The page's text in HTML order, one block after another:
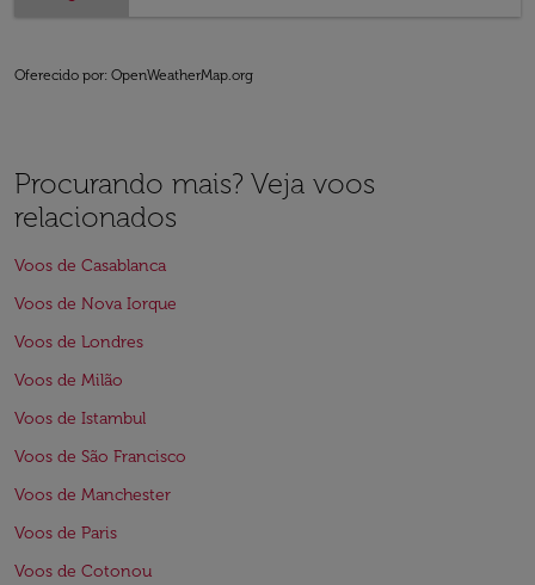
Oferecido por: OpenWeatherMap.org
Procurando mais? Veja voos
relacionados
Voos de Casablanca
Voos de Nova Iorque
Voos de Londres
Voos de Milão
Voos de Istambul
Voos de São Francisco
Voos de Manchester
Voos de Paris
Voos de Cotonou